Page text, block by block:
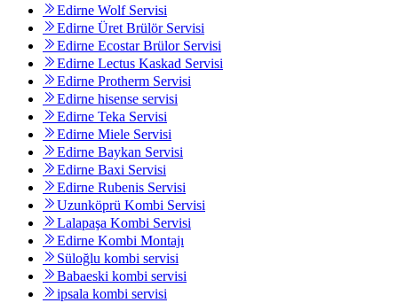
Edirne Wolf Servisi
Edirne Üret Brülör Servisi
Edirne Ecostar Brülor Servisi
Edirne Lectus Kaskad Servisi
Edirne Protherm Servisi
Edirne hisense servisi
Edirne Teka Servisi
Edirne Miele Servisi
Edirne Baykan Servisi
Edirne Baxi Servisi
Edirne Rubenis Servisi
Uzunköprü Kombi Servisi
Lalapaşa Kombi Servisi
Edirne Kombi Montajı
Süloğlu kombi servisi
Babaeski kombi servisi
ipsala kombi servisi